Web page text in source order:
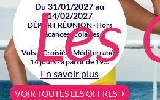
Du 31/01/2027 au
14/02/2027
DÉPART RÉUNION · Hors
vacances scolaires
Vols + Croisière Méditerranée
14 jours · à partir de 19...
En savoir plus
VOIR TOUTES LES OFFRES